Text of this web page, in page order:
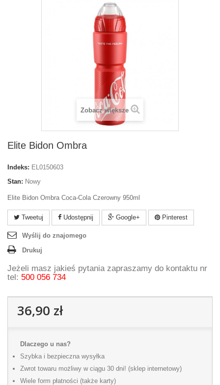
Zobacz większe
Elite Bidon Ombra
Indeks: EL0150603
Stan: Nowy
Elite Bidon Ombra Coca-Cola Czerowny 950ml
Tweetuj Udostępnij Google+ Pinterest
Wyślij do znajomego
Drukuj
Jeżeli masz jakieś pytania zapraszamy do kontaktu nr
tel: 500 056 734
36,90 zł
Dlaczego u nas?
Szybka i bezpieczna wysyłka
Zwrot towaru możliwy w ciągu 30 dni! (sklep internetowy)
Wiele form płatności (także karty)